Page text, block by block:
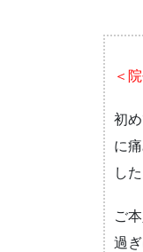
＜
初
に
した
ご
過